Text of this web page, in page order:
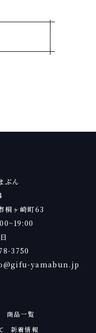
ぶん
桐ヶ崎町63
3750
yamabun.jp
商品一覧
新着情報